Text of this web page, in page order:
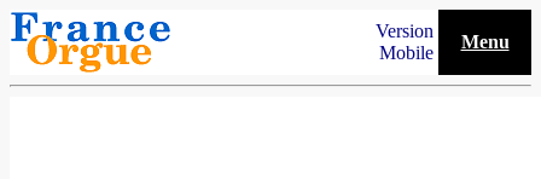
Version
Mobile
Menu